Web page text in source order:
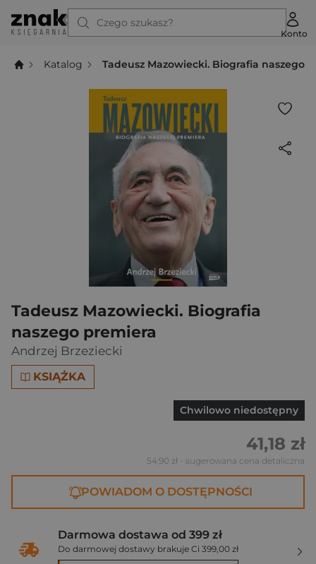
Czego szukasz?
Konto
Katalog Tadeusz Mazowiecki. Biografia naszego
Tadeusz Mazowiecki. Biografia
naszego premiera
Andrzej Brzeziecki
KSIĄŻKA
Chwilowo niedostępny
41,18 zł
54,90 zł - sugerowana cena detaliczna
POWIADOM O DOSTĘPNOŚCI
Darmowa dostawa od 399 zł
Do darmowej dostawy brakuje Ci 399,00 zł